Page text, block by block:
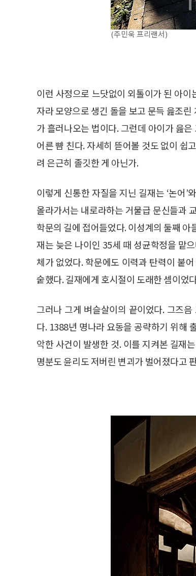
(주민욱 프리랜서)
이런 사정으로 느닷없이 외톨이가 된 아
자라 모양으로 생긴 돌을 보고 문득 읊조
가 흘러나오는 법이다. 그런데 아이가 읊
어른 뺨 친다. 자세히 뜯어볼 것도 없이 쉽
려 은근히 졸깃한 게 아닌가.
이렇게 신통한 자질을 지닌 길재는 ‘논어’
올라가서는 내로라하는 거물급 문신들과
학문의 길에 접어들었다. 이성계의 둘째
재는 늦은 나이인 35세 때 성균학정을 맡
체가 없었다. 학문에도 이력과 탄력이 붙
숱했다. 길재에게 호시절이 도래한 셈이었
그러나 그게 벼슬살이의 끝이었다. 그즈
다. 1388년 명나라 요동을 공략하기 위해
악한 사건이 발생한 것. 이를 지켜본 길재
명분도 윤리도 저버린 변괴가 벌어졌다고